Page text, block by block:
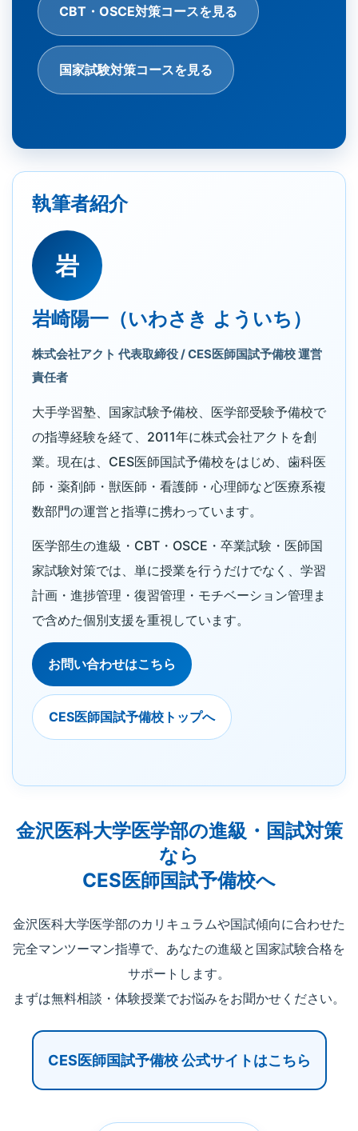
CBT・OSCE対策コースを見る
国家試験対策コースを見る
執筆者紹介
岩
岩崎陽一（いわさき よういち）
株式会社アクト 代表取締役 / CES医師国試予備校 運営
責任者
大手学習塾、国家試験予備校、医学部受験予備校で
の指導経験を経て、2011年に株式会社アクトを創
業。現在は、CES医師国試予備校をはじめ、歯科医
師・薬剤師・獣医師・看護師・心理師など医療系複
数部門の運営と指導に携わっています。
医学部生の進級・CBT・OSCE・卒業試験・医師国
家試験対策では、単に授業を行うだけでなく、学習
計画・進捗管理・復習管理・モチベーション管理ま
で含めた個別支援を重視しています。
お問い合わせはこちら
CES医師国試予備校トップへ
金沢医科大学医学部の進級・国試対策
なら
CES医師国試予備校へ
金沢医科大学医学部のカリキュラムや国試傾向に合わせた
完全マンツーマン指導で、あなたの進級と国家試験合格を
サポートします。
まずは無料相談・体験授業でお悩みをお聞かせください。
CES医師国試予備校 公式サイトはこちら